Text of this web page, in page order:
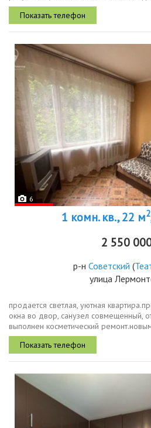
лишнего шума городских трасс.
можно...
6
1 комн. кв., 22 м2
2 550
р-н Советский (
улица
продается светлая, уютная
окна во двор, санузел совмещенный,
выполнен косметический
диван, шкаф.дом находится в тихом